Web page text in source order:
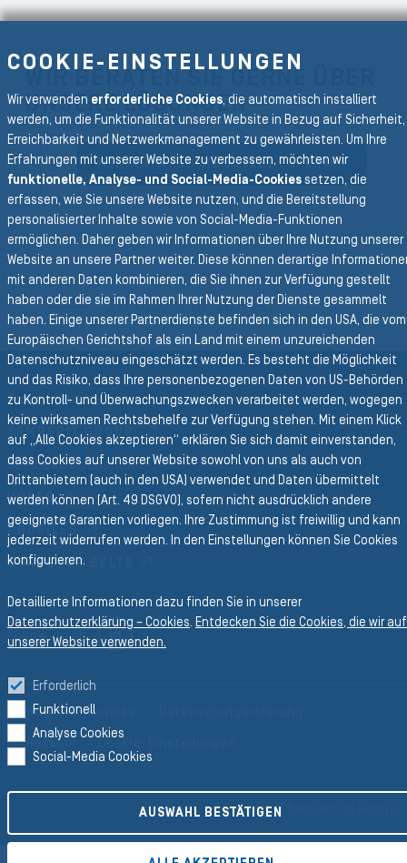
WIR BERATEN SIE GERNE ÜBER
UNSERE LÖSUNGEN
KONTAKTIEREN SIE UNSERE EXPERTEN
Zurück zur Hauptnavigation
ZURÜCK PRODUKTE
Group Website
SEMPERIT GROUP
Business Divisionen
HOSES
PROFILES
CONVEYOR BELTS
Follow us on LINKEDIN
Rechtliche Hinweise
Impressum
©2026 Semperit AG Holding
COOKIE-EINSTELLUNGEN
Wir verwenden erforderliche Cookies, die automatisch installiert
werden, um die Funktionalität unserer Website in Bezug auf Sicherheit,
Erreichbarkeit und Netzwerkmanagement zu gewährleisten. Um Ihre
Erfahrungen mit unserer Website zu verbessern, möchten wir
funktionelle, Analyse- und Social-Media-Cookiessetzen, die
erfassen, wie Sie unsere Website nutzen, und die Bereitstellung
personalisierter Inhalte sowie von Social-Media-Funktionen
ermöglichen. Daher geben wir Informationen über Ihre Nutzung unserer
Website an unsere Partner weiter. Diese können derartige
mit anderen Daten kombinieren, die Sie ihnen zur Verfügung gestellt
haben oder die sie im Rahmen Ihrer Nutzung der Dienste gesammelt
haben. Einige unserer Partnerdienste befinden sich in den USA, die vom
Europäischen Gerichtshof als ein Land mit einem unzureichenden
Datenschutzniveau eingeschätzt werden. Es besteht die Möglichkeit
und das Risiko, dass Ihre personenbezogenen Daten von US-Behörden
zu Kontroll- und Überwachungszwecken verarbeitet werden, wogegen
keine wirksamen Rechtsbehelfe zur Verfügung stehen. Mit einem Klick
auf „Alle Cookies akzeptieren“ erklären Sie sich damit einverstanden,
dass Cookies auf unserer Website sowohl von uns als auch von
Drittanbietern (auch in den USA) verwendet und Daten übermittelt
werden können (Art. 49 DSGVO), sofern nicht ausdrücklich andere
geeignete Garantien vorliegen. Ihre Zustimmung ist freiwillig und kann
jederzeit widerrufen werden. In den Einstellungen können Sie Cookies
konfigurieren.
Detaillierte Informationen dazu finden Sie in unserer
Datenschutzerklärung – Cookies. Entdecken Sie die Cookies, die wir auf
unserer Website verwenden.
Erforderlich
Funktionell
Analyse Cookies
Social-Media Cookies
AUSWAHL BESTÄTIGEN